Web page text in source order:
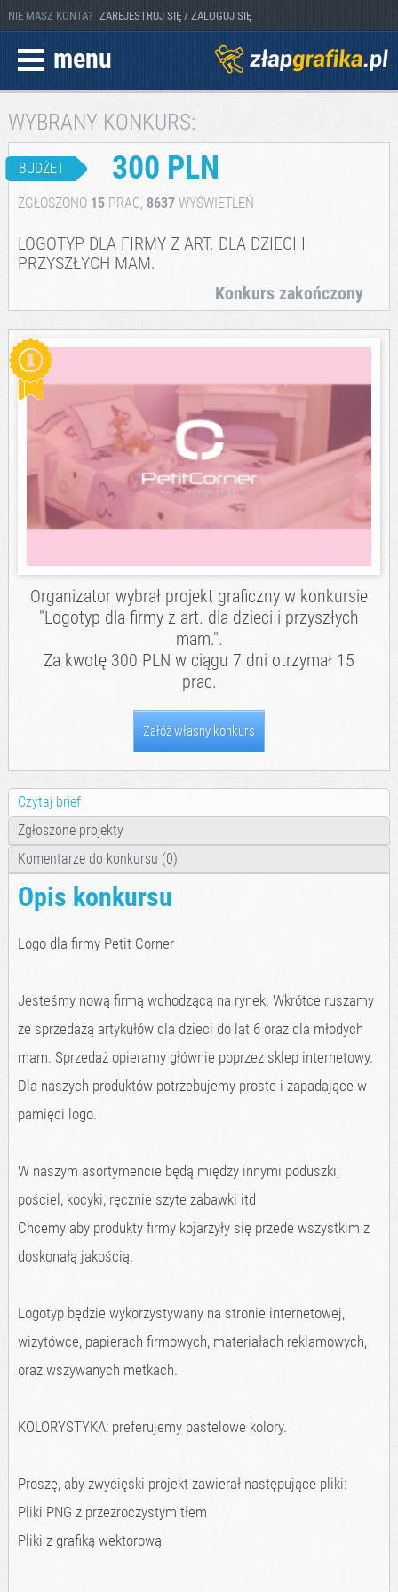
NIE MASZ KONTA? ZAREJESTRUJ SIĘ / ZALOGUJ SIĘ
menu
WYBRANY KONKURS:
BUDŻET 300 PLN
ZGŁOSZONO 15PRAC, 8637WYŚWIETLEŃ
LOGOTYP DLA FIRMY Z ART. DLA DZIECI I
PRZYSZŁYCH MAM.
Konkurs zakończony
Organizator wybrał projekt graficzny w konkursie
"Logotyp dla firmy z art. dla dzieci i przyszłych
mam.".
Za kwotę 300 PLN w ciągu 7 dni otrzymał 15
prac.
Załóż własny konkurs
Czytaj brief
Zgłoszone projekty
Komentarze do konkursu (0)
Opis konkursu
Logo dla firmy Petit Corner
Jesteśmy nową firmą wchodzącą na rynek. Wkrótce ruszamy
ze sprzedażą artykułów dla dzieci do lat 6 oraz dla młodych
mam. Sprzedaż opieramy głównie poprzez sklep internetowy.
Dla naszych produktów potrzebujemy proste i zapadające w
pamięci logo.
W naszym asortymencie będą między innymi poduszki,
pościel, kocyki, ręcznie szyte zabawki itd
Chcemy aby produkty firmy kojarzyły się przede wszystkim z
doskonałą jakością.
Logotyp będzie wykorzystywany na stronie internetowej,
wizytówce, papierach firmowych, materiałach reklamowych,
oraz wszywanych metkach.
KOLORYSTYKA: preferujemy pastelowe kolory.
Proszę, aby zwycięski projekt zawierał następujące pliki:
Pliki PNG z przezroczystym tłem
Pliki z grafiką wektorową